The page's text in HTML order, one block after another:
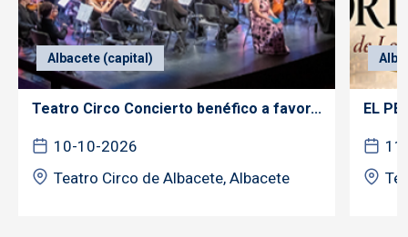
Albacete (capital)
Teatro Circo Concierto benéfico a favor...
10-10-2026
Teatro Circo de Albacete, Albacete
EL